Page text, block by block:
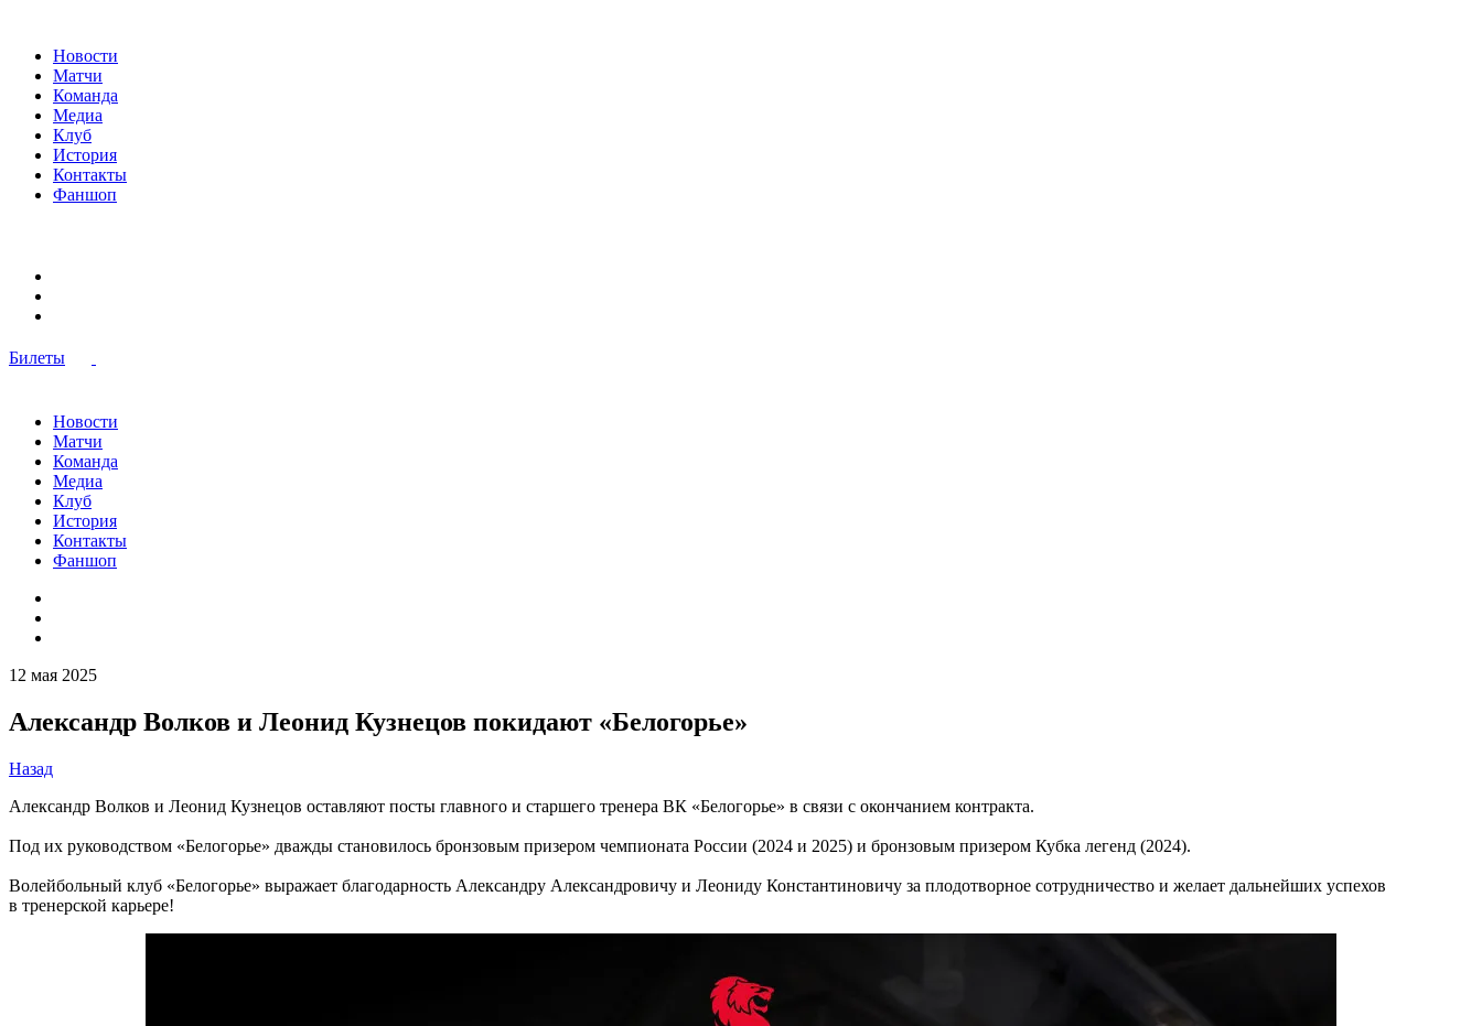
Новости
Матчи
Команда
Медиа
Клуб
История
Контакты
Фаншоп
Билеты
Новости
Матчи
Команда
Медиа
Клуб
История
Контакты
Фаншоп
12 мая 2025
Александр Волков и Леонид Кузнецов покидают «Белогорье»
Назад
Александр Волков и Леонид Кузнецов оставляют посты главного и старшего тренера ВК «Белогорье» в связи с окончанием контракта.
Под их руководством «Белогорье» дважды становилось бронзовым призером чемпионата России (2024 и 2025) и бронзовым призером Кубка легенд (2024).
Волейбольный клуб «Белогорье» выражает благодарность Александру Александровичу и Леониду Константиновичу за плодотворное сотрудничество и желает дальнейших успехов
в тренерской карьере!